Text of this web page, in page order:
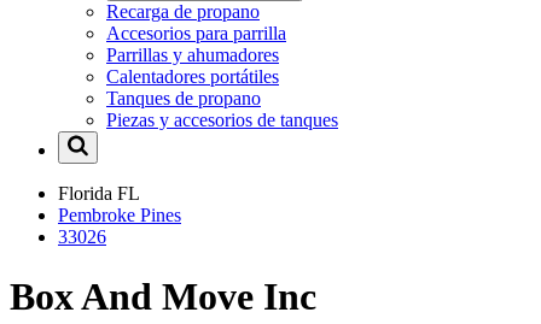
Recarga de propano
Accesorios para parrilla
Parrillas y ahumadores
Calentadores portátiles
Tanques de propano
Piezas y accesorios de tanques
Florida FL
Pembroke Pines
33026
Box And Move Inc